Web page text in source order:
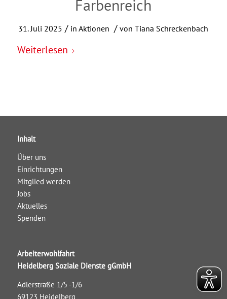
Farbenreich
31. Juli 2025 / inAktionen / vonTiana Schreckenbach
Weiterlesen
Inhalt
Über uns
Einrichtungen
Mitglied werden
Jobs
Aktuelles
Spenden
Arbeiterwohlfahrt
Heidelberg Soziale Dienste gGmbH
Adlerstraße 1/5 -1/6
69123 Heidelberg